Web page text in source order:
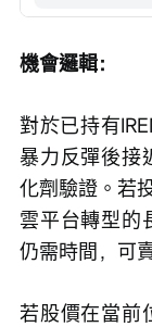
機會邏輯：
對於已持有
暴力反彈後接
化劑驗證。若
雲平台轉型的
仍需時間，可
若股價在當前